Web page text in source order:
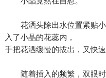
花洒头除出水位置紧贴小
入了小晶的花蕊内，
手把花洒缓慢的拔出，又快速
随着插入的频繁，双眼时